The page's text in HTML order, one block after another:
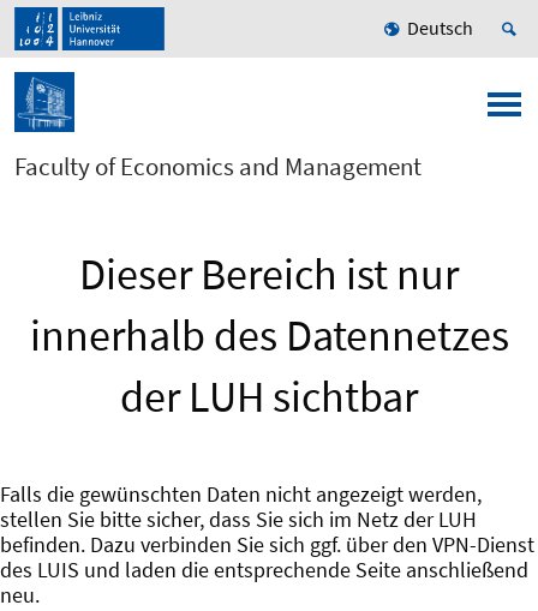
Deutsch
Faculty of Economics and Management
Dieser Bereich ist nur
innerhalb des Datennetzes
der LUH sichtbar
Falls die gewünschten Daten nicht angezeigt werden,
stellen Sie bitte sicher, dass Sie sich im Netz der LUH
befinden. Dazu verbinden Sie sich ggf. über den VPN-Dienst
des LUIS und laden die entsprechende Seite anschließend
neu.